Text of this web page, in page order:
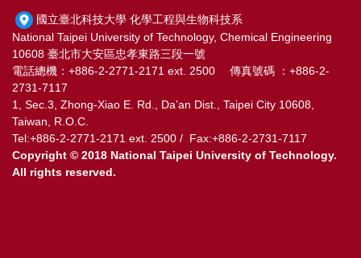
國立臺北科技大學 化學工程與生物科技系
National Taipei University of Technology, Chemical Engineering
10608 臺北市大安區忠孝東路三段一號
電話總機：+886-2-2771-2171 ext. 2500 傳真號碼 ：+886-2-
2731-7117
1, Sec.3, Zhong-Xiao E. Rd., Da’an Dist., Taipei City 10608,
Taiwan, R.O.C.
Tel:+886-2-2771-2171 ext. 2500 / Fax:+886-2-2731-7117
Copyright © 2018 National Taipei University of Technology.
All rights reserved.